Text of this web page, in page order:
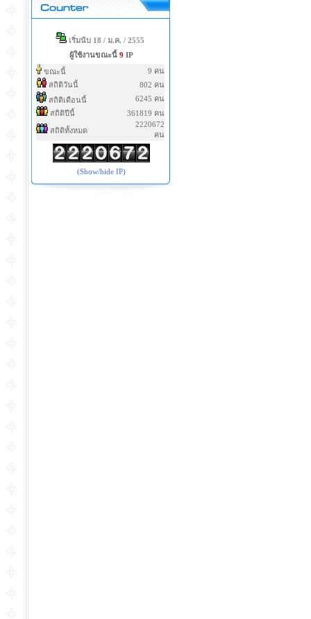
เริ่มนับ 18 / ม.ค. / 2555
ผู้ใช้งานขณะนี้ 9 IP
ขณะนี้
9 คน
สถิติวันนี้
802 คน
สถิติเดือนนี้
6245 คน
สถิติปีนี้
361819 คน
สถิติทั้งหมด
2220672
คน
(Show/hide IP)